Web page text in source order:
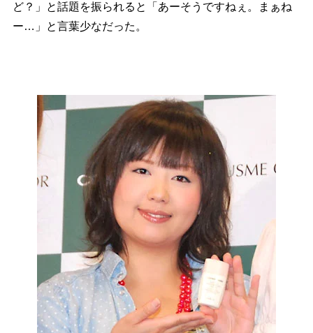
ど？」と話題を振られると「あーそうですねぇ。まぁね
ー…」と言葉少なだった。